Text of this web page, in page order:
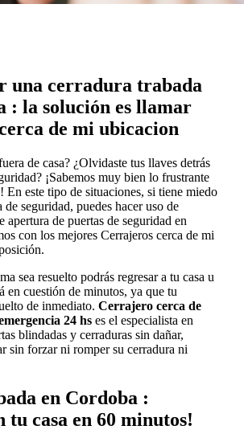
una cerradura trabada
: la solución es llamar
de mi ubicacion
de casa? ¿Olvidaste tus llaves detrás
¡Sabemos muy bien lo frustrante
En este tipo de situaciones, si tiene miedo
de seguridad, puedes hacer uso de
apertura de puertas de seguridad en
con los mejores Cerrajeros cerca de mi
sea resuelto podrás regresar a tu casa u
en cuestión de minutos, ya que tu
de inmediato. Cerrajero cerca de
24 hs es el especialista en
blindadas y cerraduras sin dañar,
sin forzar ni romper su cerradura ni
en Cordoba :
tu casa en 60 minutos!